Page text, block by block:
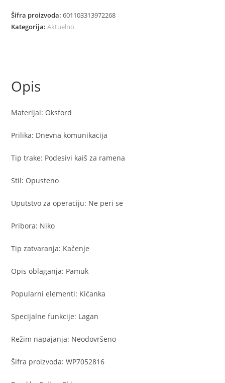
oko
struka
Šifra proizvoda:601103313972268
Kategorija:Aktuelno
Opis
Materijal: Oksford
Prilika: Dnevna komunikacija
Tip trake: Podesivi kaiš za ramena
Stil: Opusteno
Uputstvo za operaciju: Ne peri se
Pribora: Niko
Tip zatvaranja: Kačenje
Opis oblaganja: Pamuk
Popularni elementi: Kićanka
Specijalne funkcije: Lagan
Režim napajanja: Neodovršeno
Šifra proizvoda: WP7052816